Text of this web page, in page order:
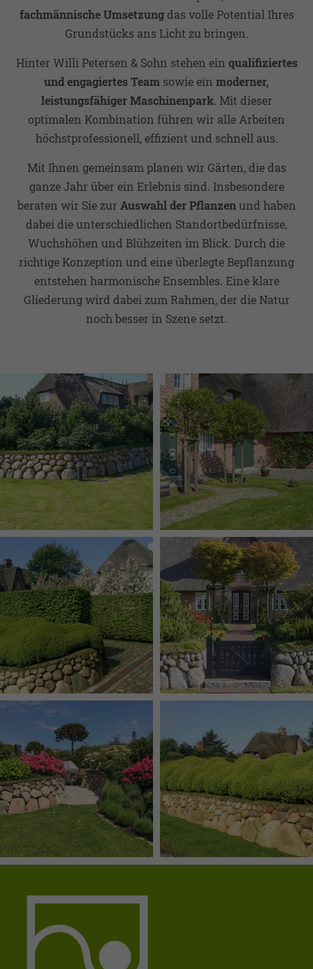
fachmännische Umsetzungdas volle Potential Ihres
Grundstücks ans Licht zu bringen.
Hinter Willi Petersen & Sohn stehen ein qualifiziertes
und engagiertes Team sowie ein moderner,
leistungsfähiger Maschinenpark. Mit dieser
optimalen Kombination führen wir alle Arbeiten
höchstprofessionell, effizient und schnell aus.
Mit Ihnen gemeinsam planen wir Gärten, die das
ganze Jahr über ein Erlebnis sind. Insbesondere
beraten wir Sie zur Auswahl der Pflanzenund haben
dabei die unterschiedlichen Standortbedürfnisse,
Wuchshöhen und Blühzeiten im Blick. Durch die
richtige Konzeption und eine überlegte Bepflanzung
entstehen harmonische Ensembles. Eine klare
Gliederung wird dabei zum Rahmen, der die Natur
noch besser in Szene setzt.